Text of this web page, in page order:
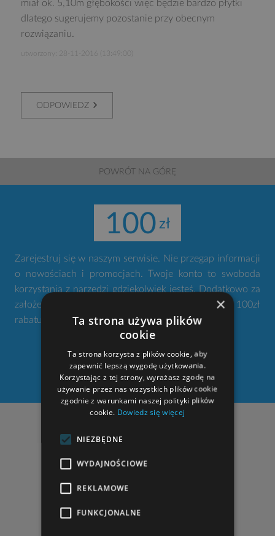
miał ok. 5,10m głębokości więc będzie bardzo płytki
dlatego sugerujemy pozostanie przy obecnym
rozwiązaniu.
utworzony: 28-11-2016 (13:49:00)
ODPOWIEDZ
POWRÓT NA GÓRĘ
100
Zarejestruj się w naszym serwisie. Nie przegap informacji
o nowościach i promocjach. Twoje konto to swoboda
korzystania z narzędzi gdziekolwiek jesteś. Dodatkowo za
założenie konta otrzymujesz od nas w prezencie 100zł
rabatu na zakup projektu domu.
ZAŁÓŻ KONTO
al. Armii Krajowej 220 (pawilon II, pok. 205)
43-316 Bielsko-Biała
×
Ta strona używa plików
cookie
Ta strona korzysta z plików cookie, aby
zapewnić lepszą wygodę użytkowania.
Korzystając z tej strony, wyrażasz zgodę na
używanie przez nas wszystkich plików cookie
zgodnie z warunkami naszej polityki plików
cookie. Dowiedz się więcej
NIEZBĘDNE
WYDAJNOŚCIOWE
REKLAMOWE
FUNKCJONALNE